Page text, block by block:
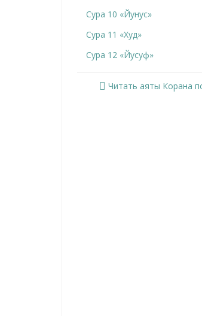
Сура 10 «Йунус»
Сура 11 «Худ»
Сура 12 «Йусуф»
Читать аяты Корана